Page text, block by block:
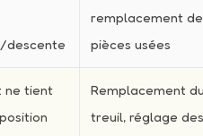
descente
remplacement de
pièces usées
ne tient
Remplacement
treuil, réglage